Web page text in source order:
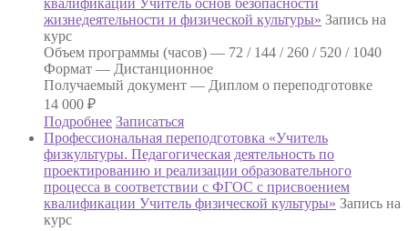
жизнедеятельности и физической культуры» Запись на
курс
Объем программы (часов) — 72 / 144 / 260 / 520 / 1040
Формат — Дистанционное
Получаемый документ — Диплом о переподготовке
14 000 ₽
Подробнее Записаться
Профессиональная переподготовка «Учитель
физкультуры. Педагогическая деятельность по
проектированию и реализации образовательного
процесса в соответствии с ФГОС с присвоением
квалификации Учитель физической культуры» Запись на
курс